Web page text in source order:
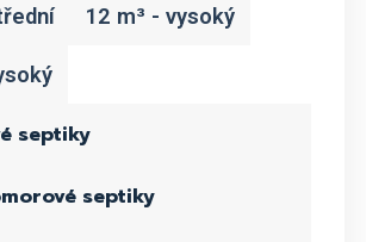
septiky
septiky
12 m³ - vysoký